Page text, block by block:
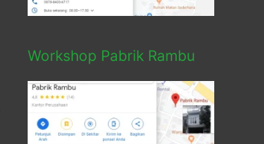
Workshop Pabrik Rambu